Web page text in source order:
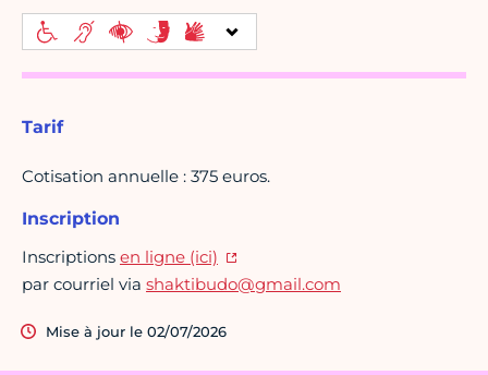
Tarif
Cotisation annuelle : 375 euros.
Inscription
Inscriptions en ligne (ici)
par courriel via shaktibudo@gmail.com
Mise à jour le 02/07/2026